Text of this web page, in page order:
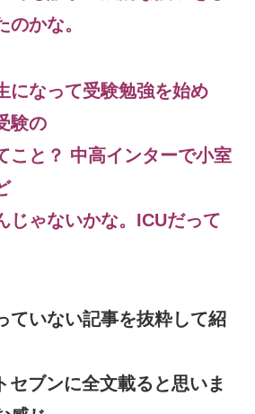
かな。
になって受験勉強を始め
験の
こと？ 中高インターで小室
じゃないかな。ICUだって
ていない記事を抜粋して紹
セブンに全文載ると思いま